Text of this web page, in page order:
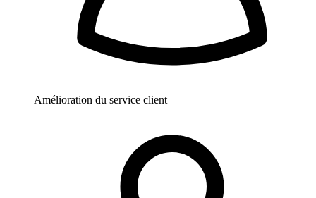
Amélioration du service client